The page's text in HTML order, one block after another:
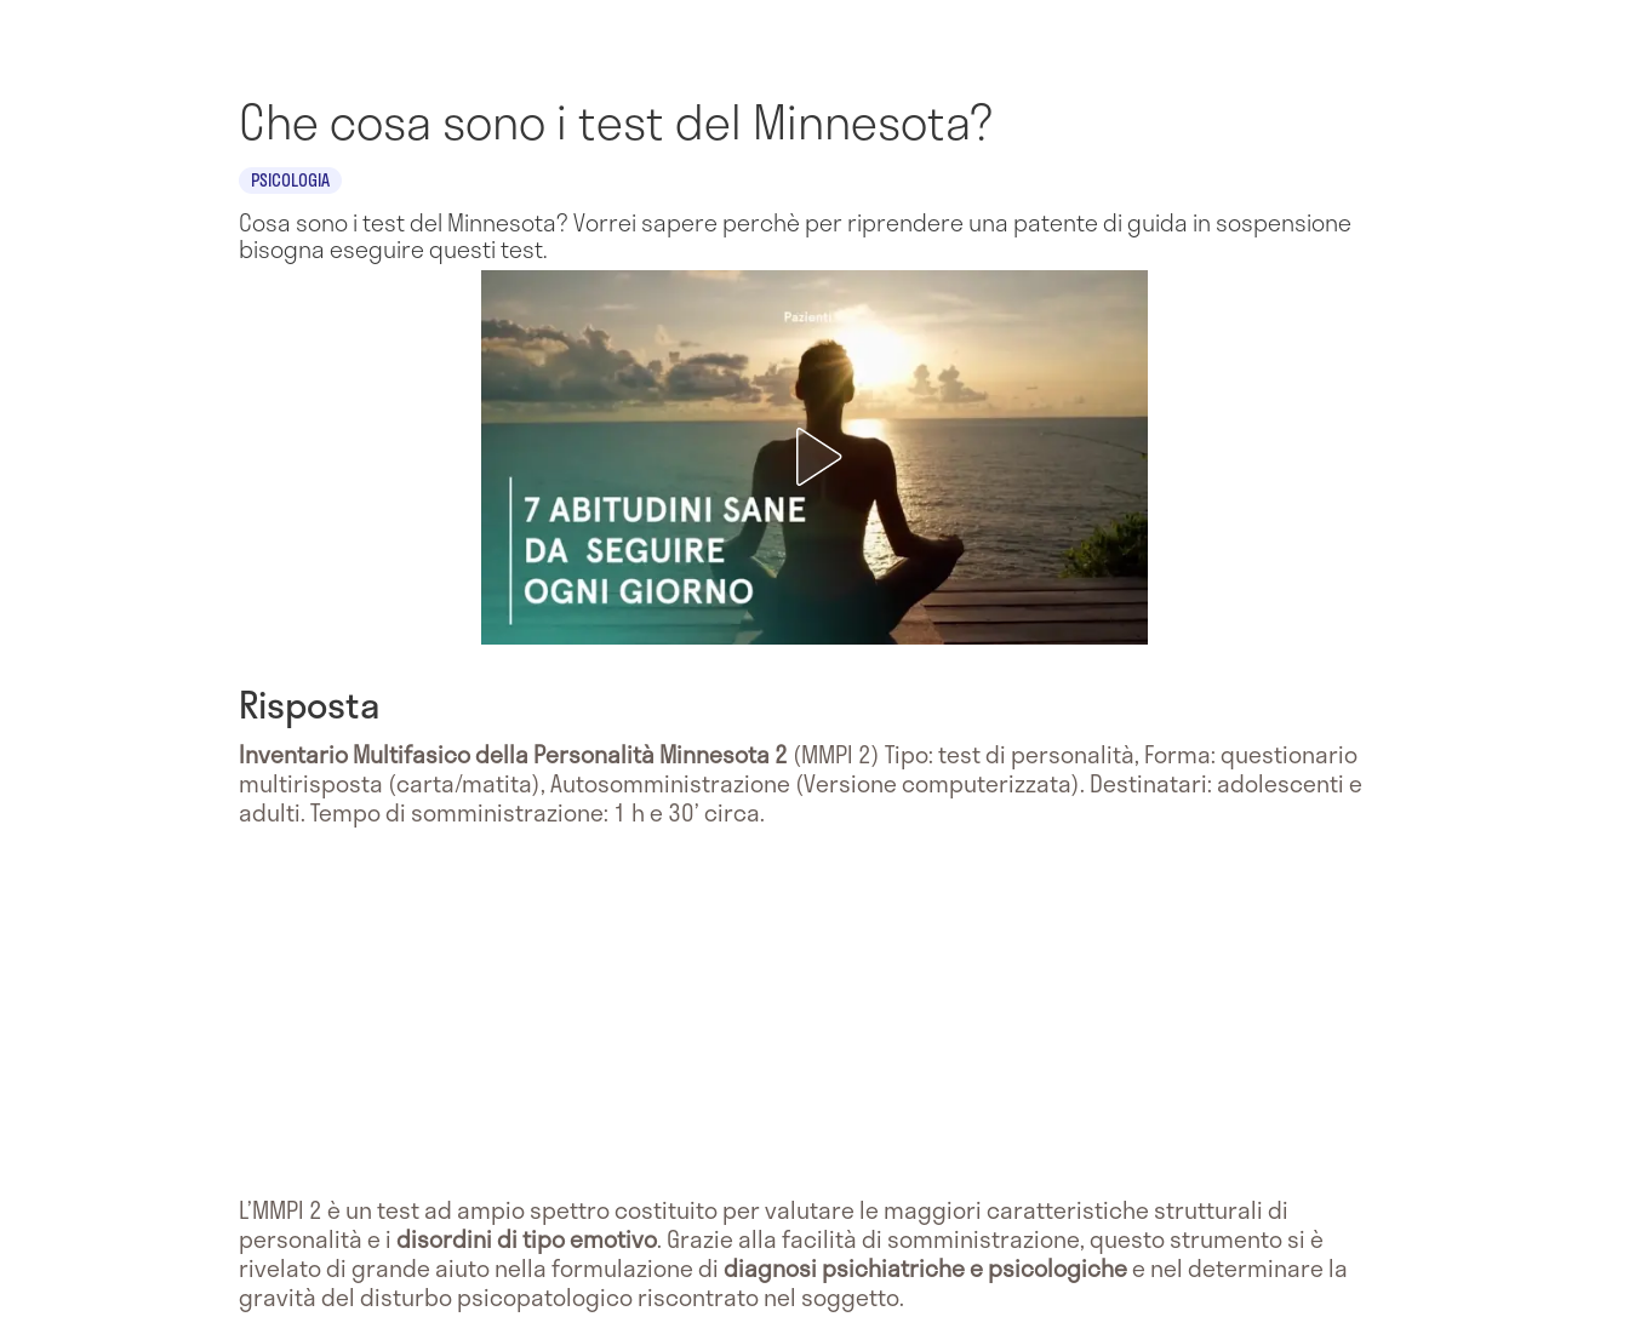
Che cosa sono i test del Minnesota?
PSICOLOGIA
Cosa sono i test del Minnesota? Vorrei sapere perchè per riprendere una patente di guida in sospensione
bisogna eseguire questi test.
Risposta
Inventario Multifasico della Personalità Minnesota 2 (MMPI 2) Tipo: test di personalità, Forma: questionario
multirisposta (carta/matita), Autosomministrazione (Versione computerizzata). Destinatari: adolescenti e
adulti. Tempo di somministrazione: 1 h e 30’ circa.
L’MMPI 2 è un test ad ampio spettro costituito per valutare le maggiori caratteristiche strutturali di
personalità e idisordini di tipo emotivo. Grazie alla facilità di somministrazione, questo strumento si è
rivelato di grande aiuto nella formulazione didiagnosi psichiatriche e psicologichee nel determinare la
gravità del disturbo psicopatologico riscontrato nel soggetto.